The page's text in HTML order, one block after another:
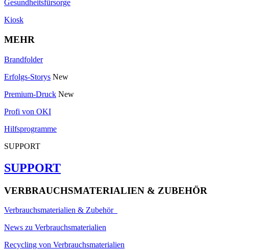
Gesundheitsfürsorge
Kiosk
MEHR
Brandfolder
Erfolgs-Storys New
Premium-Druck New
Profi von OKI
Hilfsprogramme
SUPPORT
SUPPORT
VERBRAUCHSMATERIALIEN & ZUBEHÖR
Verbrauchsmaterialien & Zubehör
News zu Verbrauchsmaterialien
Recycling von Verbrauchsmaterialien